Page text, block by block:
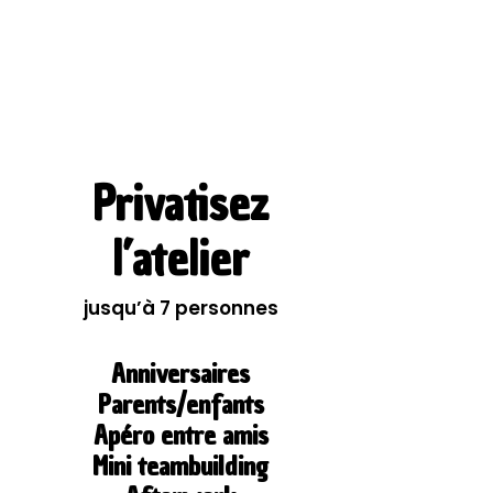
Privatisez
l’atelier
jusqu’à 7 personnes
Anniversaires
Parents/enfants
Apéro entre amis
Mini teambuilding